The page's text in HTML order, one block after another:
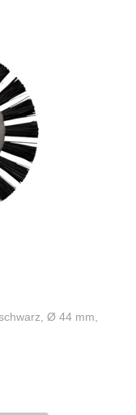
Ø 44 mm,